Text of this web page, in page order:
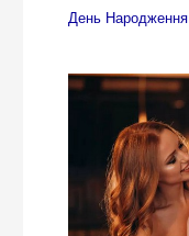
День Народження